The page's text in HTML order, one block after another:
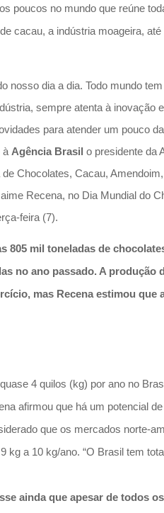
poucos no mundo que reúne
cacau, a indústria moageira,
nosso dia a dia. Todo mundo
sempre atenta à inovação
para atender um pouco
à Agência Brasil o presidente da
Chocolates, Cacau,
Recena, no Dia Mundial do
feira (7).
805 mil toneladas de
no ano passado. A produção
mas Recena estimou que
4 quilos (kg) por ano no
afirmou que há um potencial
que os mercados norte-
kg a 10 kg/ano. “O Brasil tem
ainda que apesar de todos